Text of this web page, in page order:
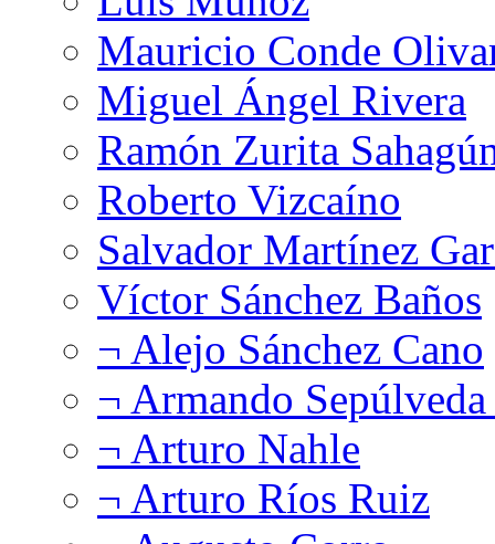
Mauricio Conde
Miguel Ángel Rivera
Ramón Zurita
Roberto Vizcaíno
Salvador Martínez
Víctor Sánchez Baños
¬ Alejo Sánchez Cano
¬ Armando
¬ Arturo Nahle
¬ Arturo Ríos Ruiz